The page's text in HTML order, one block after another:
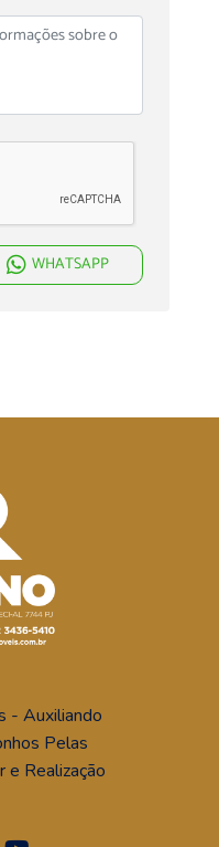
WHATSAPP
- Auxiliando
Pelas
e Realização